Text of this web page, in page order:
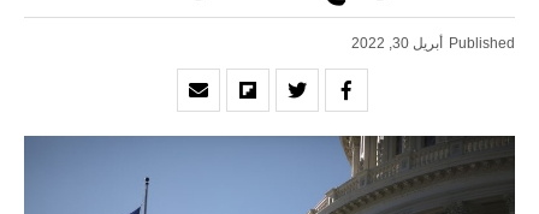
Published أبريل 30, 2022